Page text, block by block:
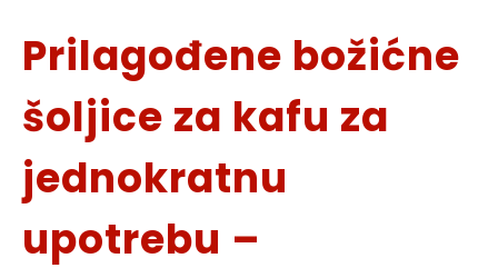
Prilagođene božićne
šoljice za kafu za
jednokratnu
upotrebu –